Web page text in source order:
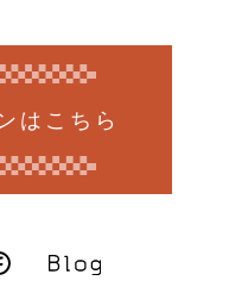
はこちら